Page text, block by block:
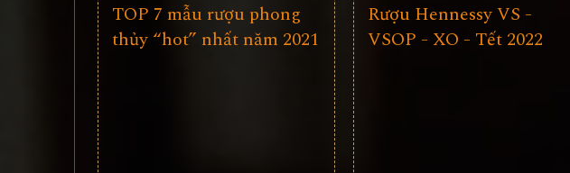
TOP 7 mẫu rượu phong
thủy “hot” nhất năm 2021
Rượu Hennessy VS -
VSOP - XO - Tết 2022